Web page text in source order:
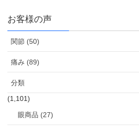
お客様の声
関節 (50)
痛み (89)
分類
(1,101)
眼商品 (27)